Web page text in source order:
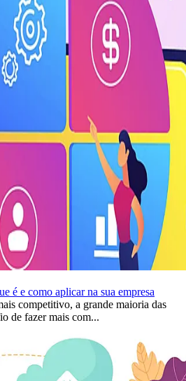
é e como aplicar na sua empresa
competitivo, a grande maioria das
de fazer mais com...